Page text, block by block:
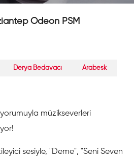
Odeon PSM
Derya Bedavacı Arabesk
müzikseverleri
sesiyle, "Deme", "Seni Seven